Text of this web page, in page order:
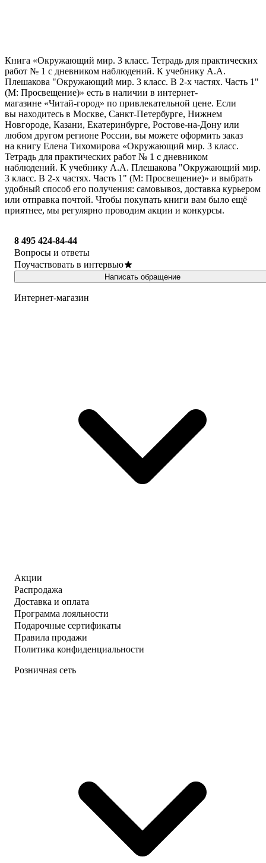
Книга «Окружающий мир. 3 класс. Тетрадь для практических
работ № 1 с дневником наблюдений. К учебнику А.А.
Плешакова "Окружающий мир. 3 класс. В 2-х частях. Часть 1"
(М: Просвещение)» есть в наличии в интернет-
магазине «Читай-город» по привлекательной цене. Если
вы находитесь в Москве, Санкт-Петербурге, Нижнем
Новгороде, Казани, Екатеринбурге, Ростове-на-Дону или
любом другом регионе России, вы можете оформить заказ
на книгу Елена Тихомирова «Окружающий мир. 3 класс.
Тетрадь для практических работ № 1 с дневником
наблюдений. К учебнику А.А. Плешакова "Окружающий мир.
3 класс. В 2-х частях. Часть 1" (М: Просвещение)» и выбрать
удобный способ его получения: самовывоз, доставка курьером
или отправка почтой. Чтобы покупать книги вам было ещё
приятнее, мы регулярно проводим акции и конкурсы.
8 495 424-84-44
Вопросы и ответы
Поучаствовать в интервью
Написать обращение
Интернет-магазин
Акции
Распродажа
Доставка и оплата
Программа лояльности
Подарочные сертификаты
Правила продажи
Политика конфиденциальности
Розничная сеть